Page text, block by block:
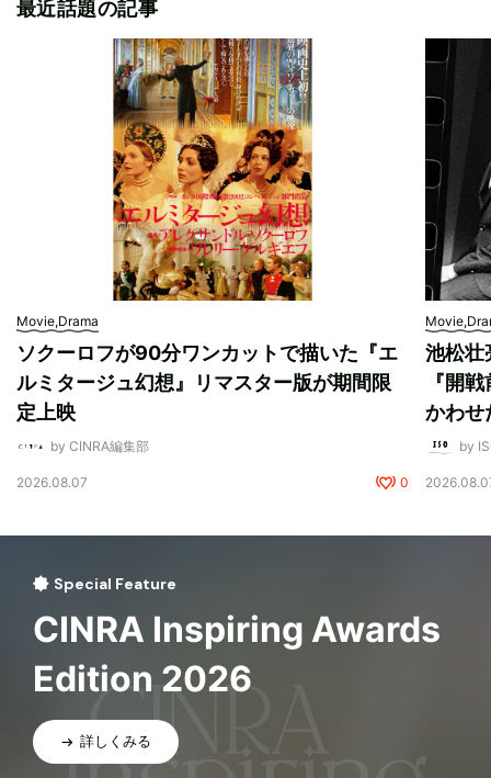
最近話題の記事
Movie,Drama
ソクーロフが90分ワンカットで描いた『エ
ルミタージュ幻想』リマスター版が期間限
定上映
by CINRA編集部
2026.08.07 0
池松壮
『開
かわせ
by
Special Feature
CINRA Inspiring Awards
Edition 2026
詳しくみる